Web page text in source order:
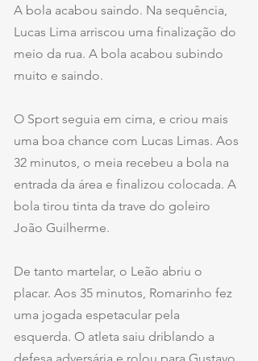
A bola acabou saindo. Na sequência,
Lucas Lima arriscou uma finalização do
meio da rua. A bola acabou subindo
muito e saindo.
O Sport seguia em cima, e criou mais
uma boa chance com Lucas Limas. Aos
32 minutos, o meia recebeu a bola na
entrada da área e finalizou colocada. A
bola tirou tinta da trave do goleiro
João Guilherme.
De tanto martelar, o Leão abriu o
placar. Aos 35 minutos, Romarinho fez
uma jogada espetacular pela
esquerda. O atleta saiu driblando a
defesa adversária e rolou para Gustavo